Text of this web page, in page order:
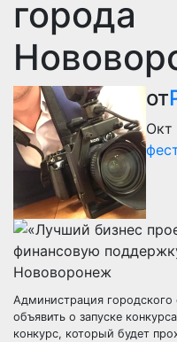
города
от
Окт
Администрация
объявить о запуске
конкурс, который будет